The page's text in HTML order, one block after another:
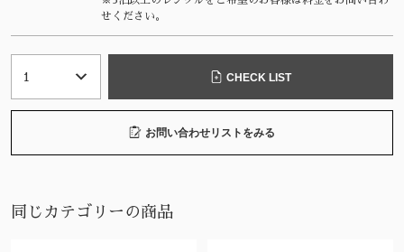
せください。
CHECK LIST
お問い合わせリストをみる
同じカテゴリーの商品